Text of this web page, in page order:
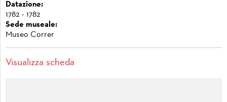
Datazione:
1782 - 1782
Sede museale:
Museo Correr
Visualizza scheda